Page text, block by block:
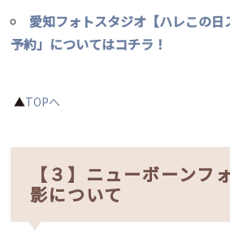
愛知フォトスタジオ【ハレこの
予約」についてはコチラ！
▲TOPへ
【３】ニューボーンフ
影について